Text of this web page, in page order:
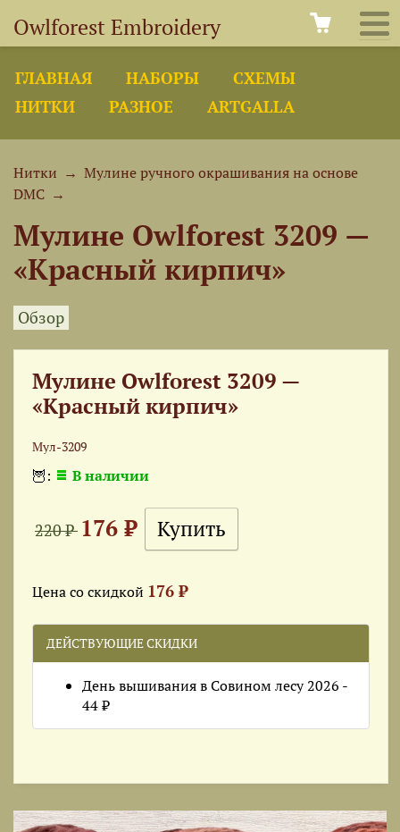
Owlforest Embroidery
ГЛАВНАЯ НАБОРЫ
СХЕМЫ
НИТКИ
РАЗНОЕ ARTGALLA
Нитки → Мулине ручного окрашивания на основе
DMC →
Мулине Owlforest 3209 —
«Красный кирпич»
Обзор
Мулине Owlforest 3209 —
«Красный кирпич»
Мул-3209
🦉: В наличии
220 ₽ 176 ₽
Цена со скидкой 176 ₽
ДЕЙСТВУЮЩИЕ СКИДКИ
День вышивания в Совином лесу 2026 -
44 ₽